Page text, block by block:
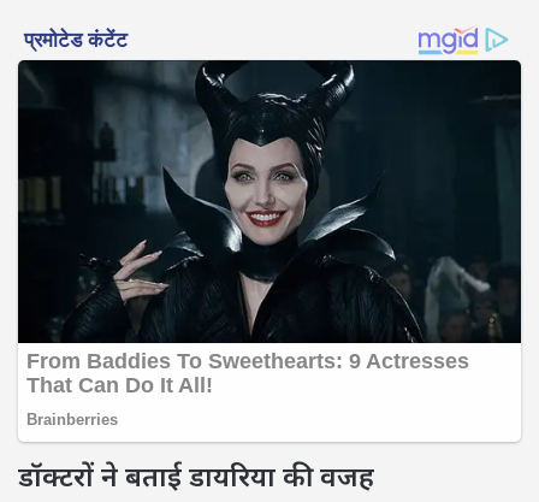
डॉक्टरों ने बताई डायरिया की वजह